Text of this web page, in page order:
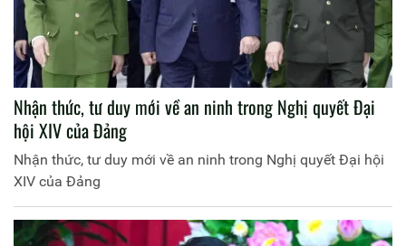
Nhận thức, tư duy mới về an ninh trong Nghị quyết Đại
hội XIV của Đảng
Nhận thức, tư duy mới về an ninh trong Nghị quyết Đại hội
XIV của Đảng